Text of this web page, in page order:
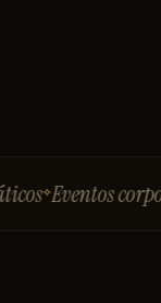
Eventos